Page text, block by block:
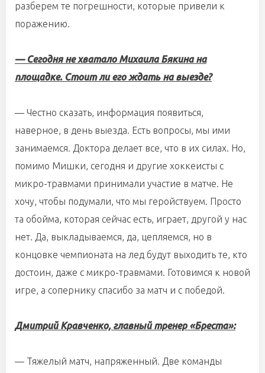
разберем те погрешности, которые привели к
поражению.
— Сегодня не хватало Михаила Бякина на
площадке. Стоит ли его ждать на выезде?
— Честно сказать, информация появиться,
наверное, в день выезда. Есть вопросы, мы ими
занимаемся. Доктора делает все, что в их силах. Но,
помимо Мишки, сегодня и другие хоккеисты с
микро-травмами принимали участие в матче. Не
хочу, чтобы подумали, что мы геройствуем. Просто
та обойма, которая сейчас есть, играет, другой у нас
нет. Да, выкладываемся, да, цепляемся, но в
концовке чемпионата на лед будут выходить те, кто
достоин, даже с микро-травмами. Готовимся к новой
игре, а сопернику спасибо за матч и с победой.
Дмитрий Кравченко, главный тренер «Бреста»:
— Тяжелый матч, напряженный. Две команды